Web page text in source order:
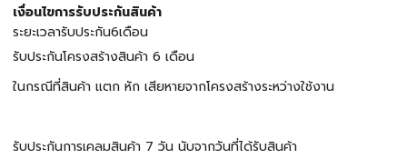
เงื่อนไขการรับประกันสินค้า
ระยะเวลารับประกัน6เดือน
รับประกันโครงสร้างสินค้า 6 เดือน
ในกรณีที่สินค้า แตก หัก เสียหายจากโครงสร้างระหว่างใช้งาน
รับประกันการเคลมสินค้า 7 วัน นับจากวันที่ได้รับสินค้า